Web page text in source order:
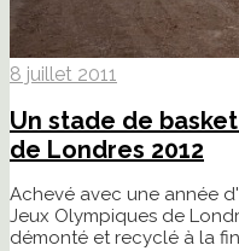
8 juillet 2011
Un stade de
de Londres 2012
Achevé avec une année
Jeux Olympiques de
démonté et recyclé à la